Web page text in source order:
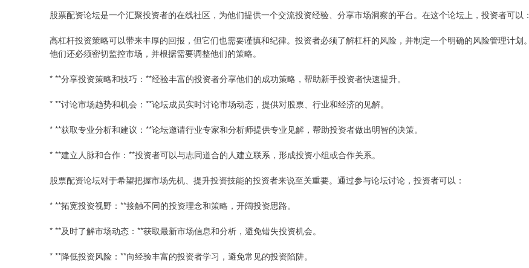
股票配资论坛是一个汇聚投资者的在线社区，为他们提供一个交流投资经验、分享市场洞察的平台。在这个论坛上，投资者可以：
高杠杆投资策略可以带来丰厚的回报，但它们也需要谨慎和纪律。投资者必须了解杠杆的风险，并制定一个明确的风险管理计划。
他们还必须密切监控市场，并根据需要调整他们的策略。
* **分享投资策略和技巧：**经验丰富的投资者分享他们的成功策略，帮助新手投资者快速提升。
* **讨论市场趋势和机会：**论坛成员实时讨论市场动态，提供对股票、行业和经济的见解。
* **获取专业分析和建议：**论坛邀请行业专家和分析师提供专业见解，帮助投资者做出明智的决策。
* **建立人脉和合作：**投资者可以与志同道合的人建立联系，形成投资小组或合作关系。
股票配资论坛对于希望把握市场先机、提升投资技能的投资者来说至关重要。通过参与论坛讨论，投资者可以：
* **拓宽投资视野：**接触不同的投资理念和策略，开阔投资思路。
* **及时了解市场动态：**获取最新市场信息和分析，避免错失投资机会。
* **降低投资风险：**向经验丰富的投资者学习，避免常见的投资陷阱。